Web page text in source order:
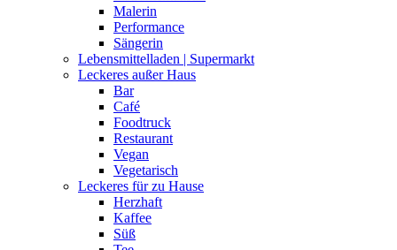
Malerin
Performance
Sängerin
Lebensmittelladen | Supermarkt
Leckeres außer Haus
Bar
Café
Foodtruck
Restaurant
Vegan
Vegetarisch
Leckeres für zu Hause
Herzhaft
Kaffee
Süß